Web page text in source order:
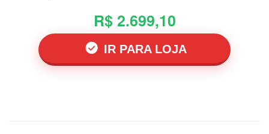
R$ 2.699,10
IR PARA LOJA